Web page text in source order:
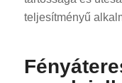
teljesítményű